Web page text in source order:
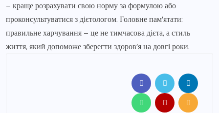
– краще розрахувати свою норму за формулою або
проконсультуватися з дієтологом. Головне пам’ятати:
правильне харчування – це не тимчасова дієта, а стиль
життя, який допоможе зберегти здоров’я на довгі роки.